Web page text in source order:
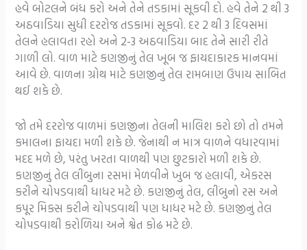
હવે બોટલને બંધ કરો અને તેને તડકામાં સૂકવી દો. હવે તેને 2 થી 3
અઠવાડિયા સુધી દરરોજ તડકામાં સૂકવો. દર 2 થી 3 દિવસમાં
તેલને હલાવતા રહો અને 2-3 અઠવાડિયા બાદ તેને સારી રીતે
ગાળી લો. વાળ માટે કણજીનું તેલ ખૂબ જ ફાયદાકારક માનવમાં
આવે છે. વાળના ગ્રોથ માટે કણજીનું તેલ રામબાણ ઉપાય સાબિત
થઈ શકે છે.
જો તમે દરરોજ વાળમાં કણજીના તેલની માલિશ કરો છો તો તમને
કમાલના ફાયદા મળી શકે છે. જેનાથી ન માત્ર વાળને વધારવામાં
મદદ મળે છે, પરંતુ ખરતા વાળથી પણ છુટકારો મળી શકે છે.
કણજીનું તેલ લીંબુના રસમાં મેળવીને ખુબ જ હલાવી, એકરસ
કરીને ચોપડવાથી ધાધર મટે છે. કણજીનું તેલ, લીંબુનો રસ અને
કપૂર મિક્સ કરીને ચોપડવાથી પણ ધાધર મટે છે. કણજીનું તેલ
ચોપડવાથી કરોળિયા અને શ્વેત કોઢ મટે છે.